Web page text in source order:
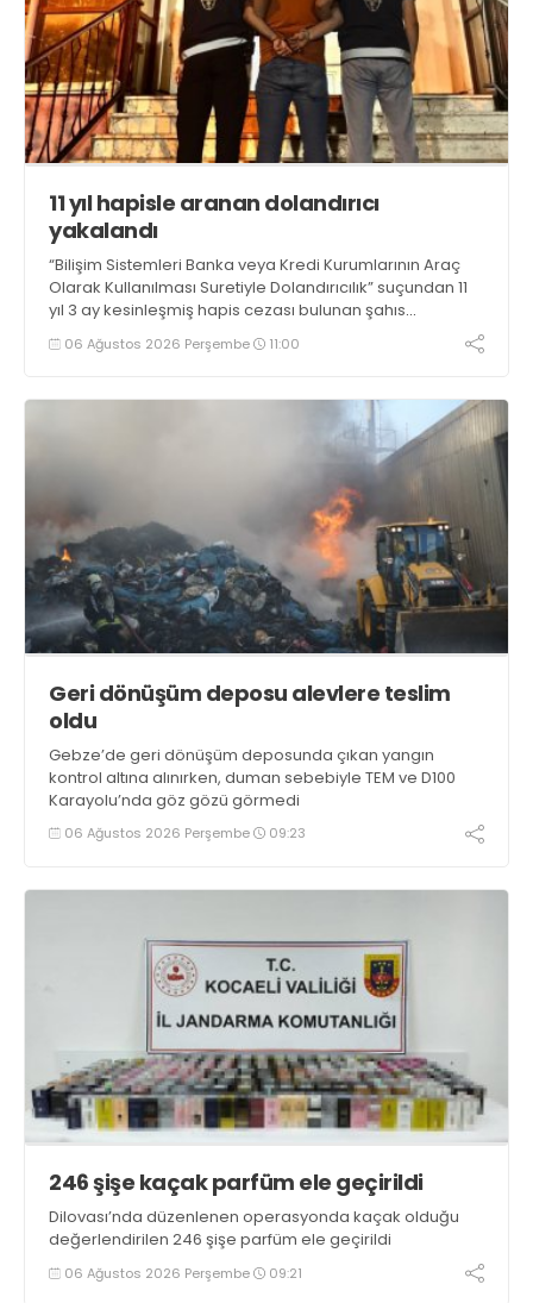
11 yıl hapisle aranan dolandırıcı
yakalandı
“Bilişim Sistemleri Banka veya Kredi Kurumlarının Araç
Olarak Kullanılması Suretiyle Dolandırıcılık” suçundan 11
yıl 3 ay kesinleşmiş hapis cezası bulunan şahıs
yakalandı
06 Ağustos 2026 Perşembe 11:00
Geri dönüşüm deposu alevlere teslim
oldu
Gebze’de geri dönüşüm deposunda çıkan yangın
kontrol altına alınırken, duman sebebiyle TEM ve D100
Karayolu’nda göz gözü görmedi
06 Ağustos 2026 Perşembe 09:23
246 şişe kaçak parfüm ele geçirildi
Dilovası’nda düzenlenen operasyonda kaçak olduğu
değerlendirilen 246 şişe parfüm ele geçirildi
06 Ağustos 2026 Perşembe 09:21